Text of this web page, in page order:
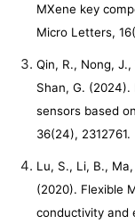
MXene key
Micro Letters,
Qin, R., Nong,
Shan, G.
sensors based
36(24), 2312761.
Lu, S., Li, B.,
(2020). Flexible
conductivity and